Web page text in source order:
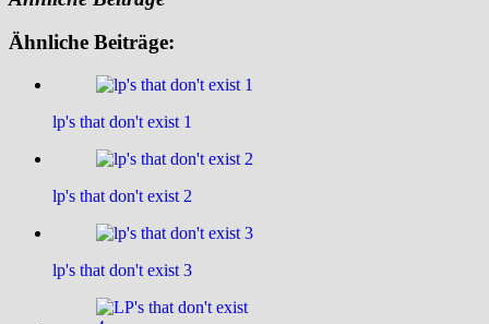
Ähnliche Beiträge:
lp's that don't exist 1
lp's that don't exist 2
lp's that don't exist 3